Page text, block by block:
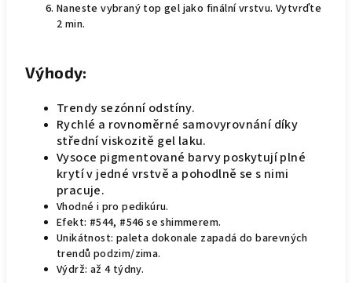
Naneste vybraný top gel jako finální vrstvu. Vytvrďte
2 min.
Výhody:
Trendy sezónní odstíny.
Rychlé a rovnoměrné samovyrovnání díky
střední viskozitě gel laku.
Vysoce pigmentované barvy poskytují plné
krytí v jedné vrstvě a pohodlně se s nimi
pracuje.
Vhodné i pro pedikúru.
Efekt: #544, #546 se shimmerem.
Unikátnost: paleta dokonale zapadá do barevných
trendů podzim/zima.
Výdrž: až 4 týdny.